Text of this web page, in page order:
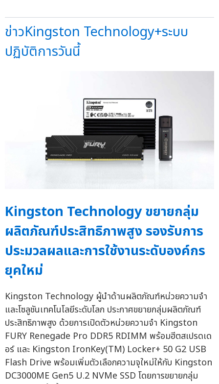
ข่าวKingston Technology+ระบบ
ปฏิบัติการวันนี้
Kingston Technology ขยายกลุ่ม
ผลิตภัณฑ์ประสิทธิภาพสูง รองรับการ
ประมวลผลและการใช้งานระดับองค์กร
ยุคใหม่
Kingston Technology ผู้นำด้านผลิตภัณฑ์หน่วยความจำ
และโซลูชันเทคโนโลยีระดับโลก ประกาศขยายกลุ่มผลิตภัณฑ์
ประสิทธิภาพสูง ด้วยการเปิดตัวหน่วยความจำ Kingston
FURY Renegade Pro DDR5 RDIMM พร้อมฮีตสเปรดเด
อร์ และ Kingston IronKey(TM) Locker+ 50 G2 USB
Flash Drive พร้อมเพิ่มตัวเลือกความจุใหม่ให้กับ Kingston
DC3000ME Gen5 U.2 NVMe SSD โดยการขยายกลุ่ม